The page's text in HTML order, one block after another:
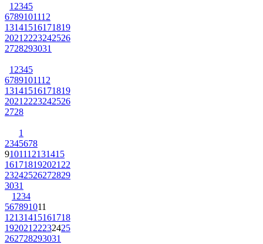
1 2345
6789101112
13141516171819
2021 2223242526
2728293031
1 2345
6789101112
13141516171819
2021 2223242526
2728
1
2345678
9101112131415
161718192021 22
23242526272829
3031
1 234
567891011
12131415161718
192021 22232425
262728293031